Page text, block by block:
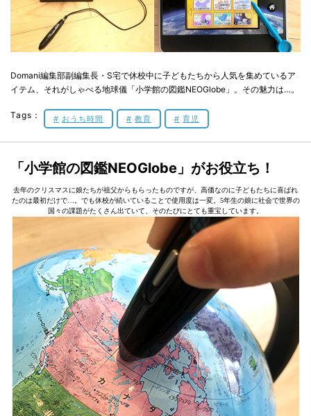
Domani編集部副編集長・S宅で休校中に子どもたちから人気を集めているア
イテム、それがしゃべる地球儀「小学館の図鑑NEOGlobe」。その魅力は…。
Tags： おうち時間 教育 育児
「小学館の図鑑NEOGlobe」がお役立ち！
去年のクリスマスに娘たちが祖父からもらったものですが、高価なのに子どもたちに喜ばれ
たのは最初だけで…。でも休校が続いていることで使用度は一変。5年生の娘に社会で世界の
国々の課題がたくさん出ていて、そのたびにとても重宝しています。